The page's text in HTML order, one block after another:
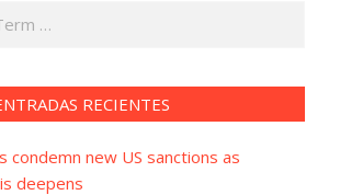
RECIENTES
condemn new US sanctions as
deepens